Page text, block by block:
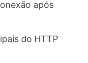
após
do HTTP